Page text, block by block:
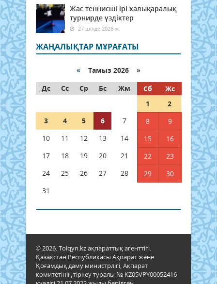
Жас теннисші ірі халықаралық
турнирде үздіктер
27 шілде 2026 ж.
ЖАҢАЛЫҚТАР МҰРАҒАТЫ
« Тамыз 2026 »
Дс
Сс Ср Бс Жм Сб
Жс
1
2
3
4 5 6 7 8
9
10
11 12 13 14 15
16
17
18 19 20 21 22
23
24
25 26 27 28 29
30
31
© 2026. Tolqyn.kz ақпараттық агенттігі.
Қазақстан Республикасы Ақпарат және
Қоғамдық даму министрлігі, Ақпарат
комитетінің тіркеу туралы № KZ05VPY00052416